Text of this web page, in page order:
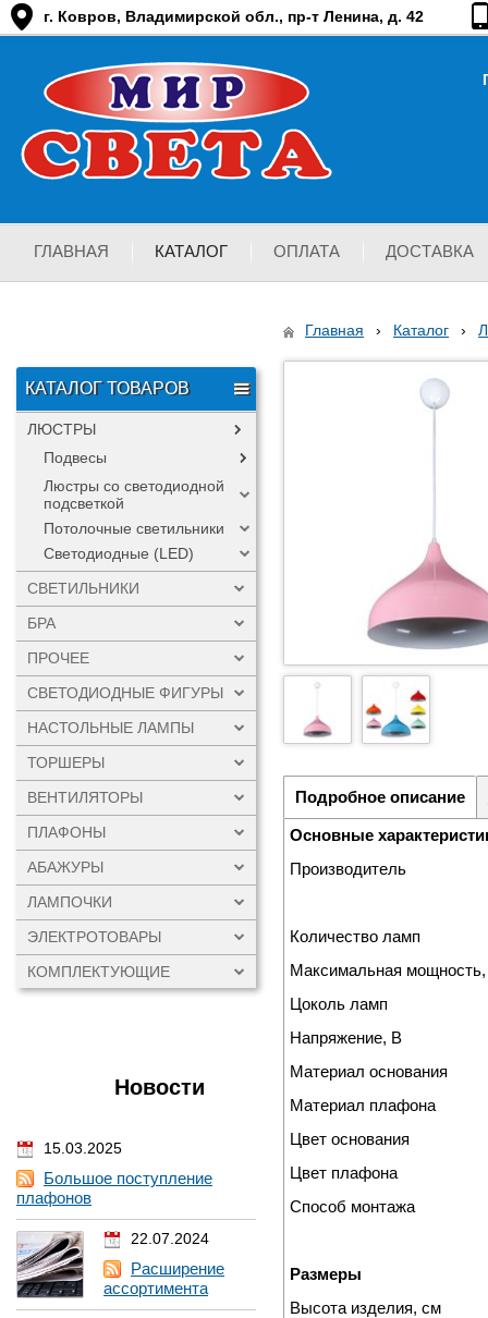
г. Ковров, Владимирской обл., пр-т Ленина, д. 42
ГЛАВНАЯ КАТАЛОГ ОПЛАТА ДОСТАВКА
КАТАЛОГ ТОВАРОВ
ЛЮСТРЫ
Подвесы
Люстры со светодиодной
подсветкой
Потолочные светильники
Светодиодные (LED)
СВЕТИЛЬНИКИ
БРА
ПРОЧЕЕ
СВЕТОДИОДНЫЕ ФИГУРЫ
НАСТОЛЬНЫЕ ЛАМПЫ
ТОРШЕРЫ
ВЕНТИЛЯТОРЫ
ПЛАФОНЫ
АБАЖУРЫ
ЛАМПОЧКИ
ЭЛЕКТРОТОВАРЫ
КОМПЛЕКТУЮЩИЕ
Новости
15.03.2025
Большое поступление
плафонов
22.07.2024
Расширение
ассортимента
Главная › Каталог ›
Подробное описание
Основные
Производитель
Количество ламп
Максимальная
Цоколь ламп
Напряжение, В
Материал основания
Материал плафона
Цвет основания
Цвет плафона
Способ монтажа
Размеры
Высота изделия, см